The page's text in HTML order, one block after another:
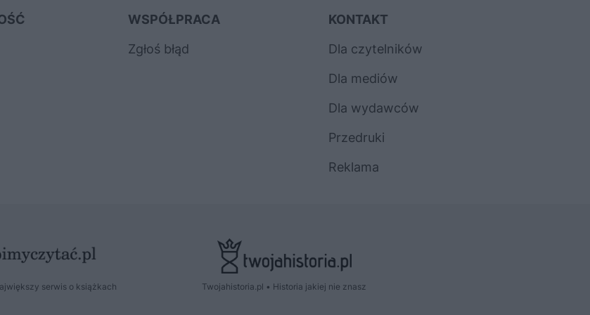
WSPÓŁPRACA
Zgłoś błąd
KONTAKT
Dla czytelników
Dla mediów
Dla wydawców
Przedruki
Reklama
serwis o książkach Twojahistoria.pl • Historia jakiej nie znasz